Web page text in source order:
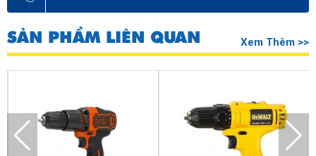
SẢN PHẨM LIÊN QUAN Xem Thêm >>